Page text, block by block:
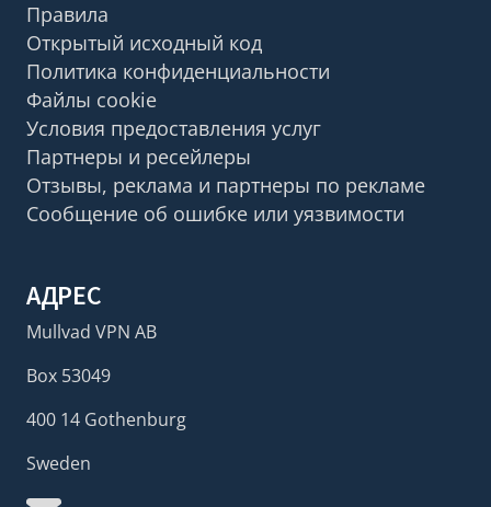
Правила
Открытый исходный код
Политика конфиденциальности
Файлы cookie
Условия предоставления услуг
Партнеры и ресейлеры
Отзывы, реклама и партнеры по рекламе
Сообщение об ошибке или уязвимости
АДРЕС
Mullvad VPN AB
Box 53049
400 14 Gothenburg
Sweden